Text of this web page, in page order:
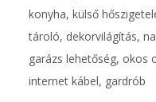
konyha, külső
tároló, dekorvilágítás,
garázs lehetőség, okos
internet kábel, gardrób